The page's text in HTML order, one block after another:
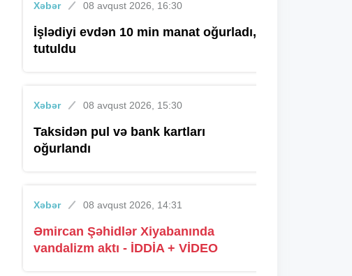
Xəbər 08 avqust 2026, 16:30
İşlədiyi evdən 10 min manat oğurladı,
tutuldu
Xəbər 08 avqust 2026, 15:30
Taksidən pul və bank kartları
oğurlandı
Xəbər 08 avqust 2026, 14:31
Əmircan Şəhidlər Xiyabanında
vandalizm aktı - İDDİA + VİDEO